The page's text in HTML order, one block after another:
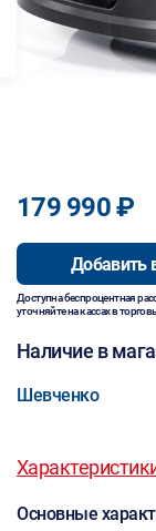
179 990 ₽
Добавить
Доступна беспроцентная
уточняйте на кассах в
Наличие в
Шевченко
Основные